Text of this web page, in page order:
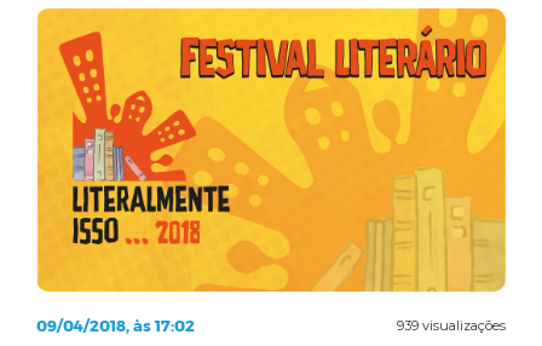
939 visualizações
09/04/2018, às 17:02